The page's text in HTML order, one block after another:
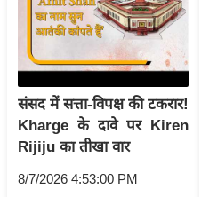
2
6
क्रा
इ
संसद में सत्ता-विपक्ष की टकरार!
Kharge के दावे पर Kiren
Rijiju का तीखा वार
8/7/2026 4:53:00 PM